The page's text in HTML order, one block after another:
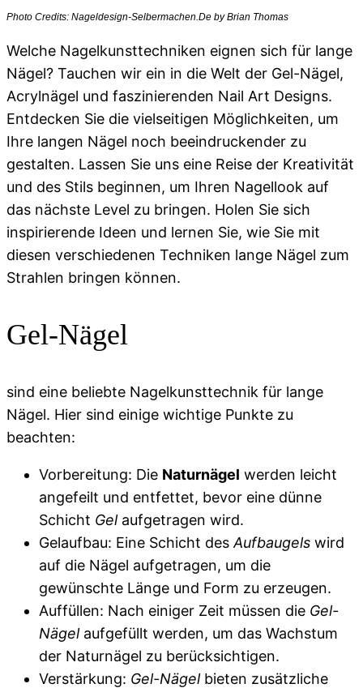
Photo Credits: Nageldesign-Selbermachen.De by Brian Thomas
Welche Nagelkunsttechniken eignen sich für lange
Nägel? Tauchen wir ein in die Welt der Gel-Nägel,
Acrylnägel und faszinierenden Nail Art Designs.
Entdecken Sie die vielseitigen Möglichkeiten, um
Ihre langen Nägel noch beeindruckender zu
gestalten. Lassen Sie uns eine Reise der Kreativität
und des Stils beginnen, um Ihren Nagellook auf
das nächste Level zu bringen. Holen Sie sich
inspirierende Ideen und lernen Sie, wie Sie mit
diesen verschiedenen Techniken lange Nägel zum
Strahlen bringen können.
Gel-Nägel
sind eine beliebte Nagelkunsttechnik für lange
Nägel. Hier sind einige wichtige Punkte zu
beachten:
Vorbereitung: Die Naturnägel werden leicht
angefeilt und entfettet, bevor eine dünne
Schicht Gelaufgetragen wird.
Gelaufbau: Eine Schicht des Aufbaugels wird
auf die Nägel aufgetragen, um die
gewünschte Länge und Form zu erzeugen.
Auffüllen: Nach einiger Zeit müssen die Gel-
Nägelaufgefüllt werden, um das Wachstum
der Naturnägel zu berücksichtigen.
Verstärkung: Gel-Nägelbieten zusätzliche